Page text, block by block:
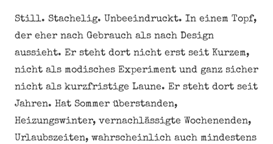
Still. Stachelig. Unbeeindruckt. In einem Topf,
der eher nach Gebrauch als nach Design
aussieht. Er steht dort nicht erst seit Kurzem,
nicht als modisches Experiment und ganz sicher
nicht als kurzfristige Laune. Er steht dort seit
Jahren. Hat Sommer überstanden,
Heizungswinter, vernachlässigte Wochenenden,
Urlaubszeiten, wahrscheinlich auch mindestens